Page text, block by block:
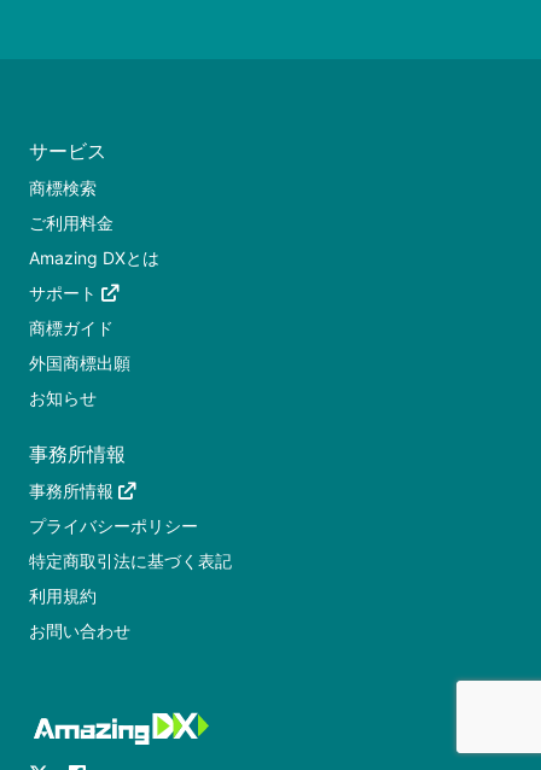
サービス
商標検索
ご利用料金
Amazing DXとは
サポート
商標ガイド
外国商標出願
お知らせ
事務所情報
事務所情報
プライバシーポリシー
特定商取引法に基づく表記
利用規約
お問い合わせ